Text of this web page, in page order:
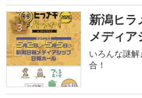
3
新潟ヒラ
メディア
いろんな謎
合！